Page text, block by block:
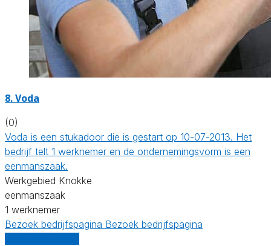
8. Voda
(0)
Voda is een stukadoor die is gestart op 10-07-2013. Het
bedrijf telt 1 werknemer en de ondernemingsvorm is een
eenmanszaak.
Werkgebied Knokke
eenmanszaak
1 werknemer
Bezoek bedrijfspagina Bezoek bedrijfspagina